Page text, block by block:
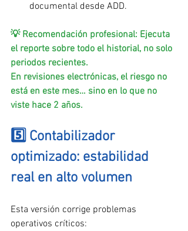
documental desde ADD.
💡 Recomendación profesional: Ejecuta
el reporte sobre todo el historial, no solo
periodos recientes.
En revisiones electrónicas, el riesgo no
está en este mes… sino en lo que no
viste hace 2 años.
5️⃣ Contabilizador
optimizado: estabilidad
real en alto volumen
Esta versión corrige problemas
operativos críticos: